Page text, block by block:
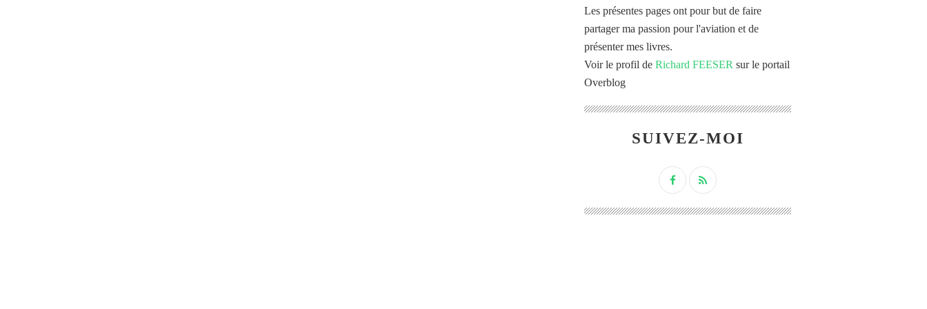
Les présentes pages ont pour but de faire
partager ma passion pour l'aviation et de
présenter mes livres.
Voir le profil de Richard FEESER sur le portail
Overblog
SUIVEZ-MOI